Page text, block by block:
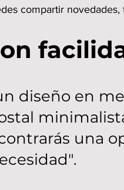
compartir novedades,
diseño en
una